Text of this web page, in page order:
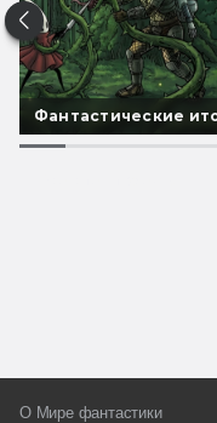
Фантастические
О Мире фантастики